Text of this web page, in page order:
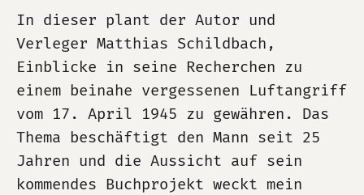
In dieser plant der Autor und
Verleger Matthias Schildbach,
Einblicke in seine Recherchen zu
einem beinahe vergessenen Luftangriff
vom 17. April 1945 zu gewähren. Das
Thema beschäftigt den Mann seit 25
Jahren und die Aussicht auf sein
kommendes Buchprojekt weckt mein